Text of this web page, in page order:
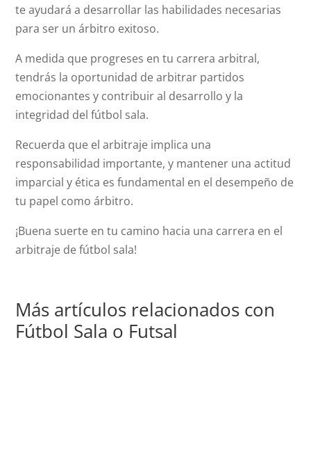
te ayudará a desarrollar las habilidades necesarias
para ser un árbitro exitoso.
A medida que progreses en tu carrera arbitral,
tendrás la oportunidad de arbitrar partidos
emocionantes y contribuir al desarrollo y la
integridad del fútbol sala.
Recuerda que el arbitraje implica una
responsabilidad importante, y mantener una actitud
imparcial y ética es fundamental en el desempeño de
tu papel como árbitro.
¡Buena suerte en tu camino hacia una carrera en el
arbitraje de fútbol sala!
Más artículos relacionados con
Fútbol Sala o Futsal